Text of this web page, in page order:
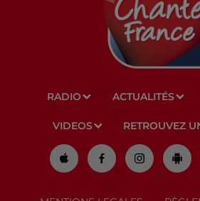
RADIO ACTUALITÉS
VIDEOS RETROUVEZ